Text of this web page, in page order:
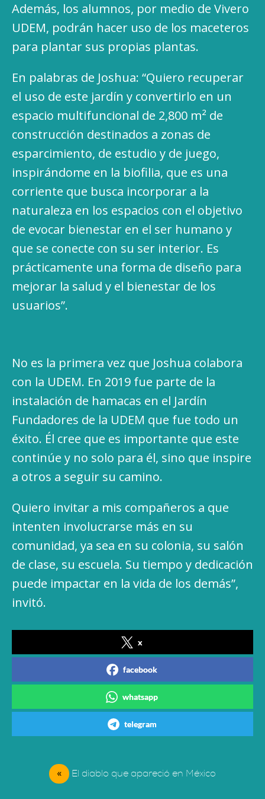
Además, los alumnos, por medio de Vivero
UDEM, podrán hacer uso de los maceteros
para plantar sus propias plantas.
En palabras de Joshua: “Quiero recuperar
el uso de este jardín y convertirlo en un
espacio multifuncional de 2,800 m² de
construcción destinados a zonas de
esparcimiento, de estudio y de juego,
inspirándome en la biofilia, que es una
corriente que busca incorporar a la
naturaleza en los espacios con el objetivo
de evocar bienestar en el ser humano y
que se conecte con su ser interior. Es
prácticamente una forma de diseño para
mejorar la salud y el bienestar de los
usuarios”.
No es la primera vez que Joshua colabora
con la UDEM. En 2019 fue parte de la
instalación de hamacas en el Jardín
Fundadores de la UDEM que fue todo un
éxito. Él cree que es importante que este
continúe y no solo para él, sino que inspire
a otros a seguir su camino.
Quiero invitar a mis compañeros a que
intenten involucrarse más en su
comunidad, ya sea en su colonia, su salón
de clase, su escuela. Su tiempo y dedicación
puede impactar en la vida de los demás”,
invitó.
x
facebook
whatsapp
telegram
« El diablo que apareció en México